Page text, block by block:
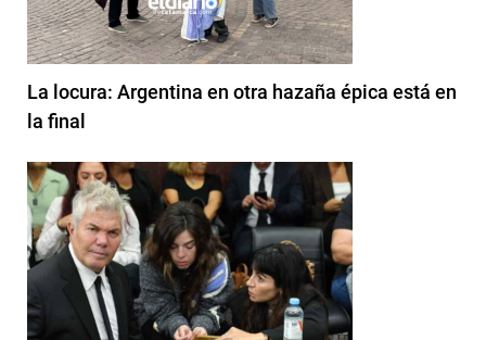
La locura: Argentina en otra hazaña épica está en
la final